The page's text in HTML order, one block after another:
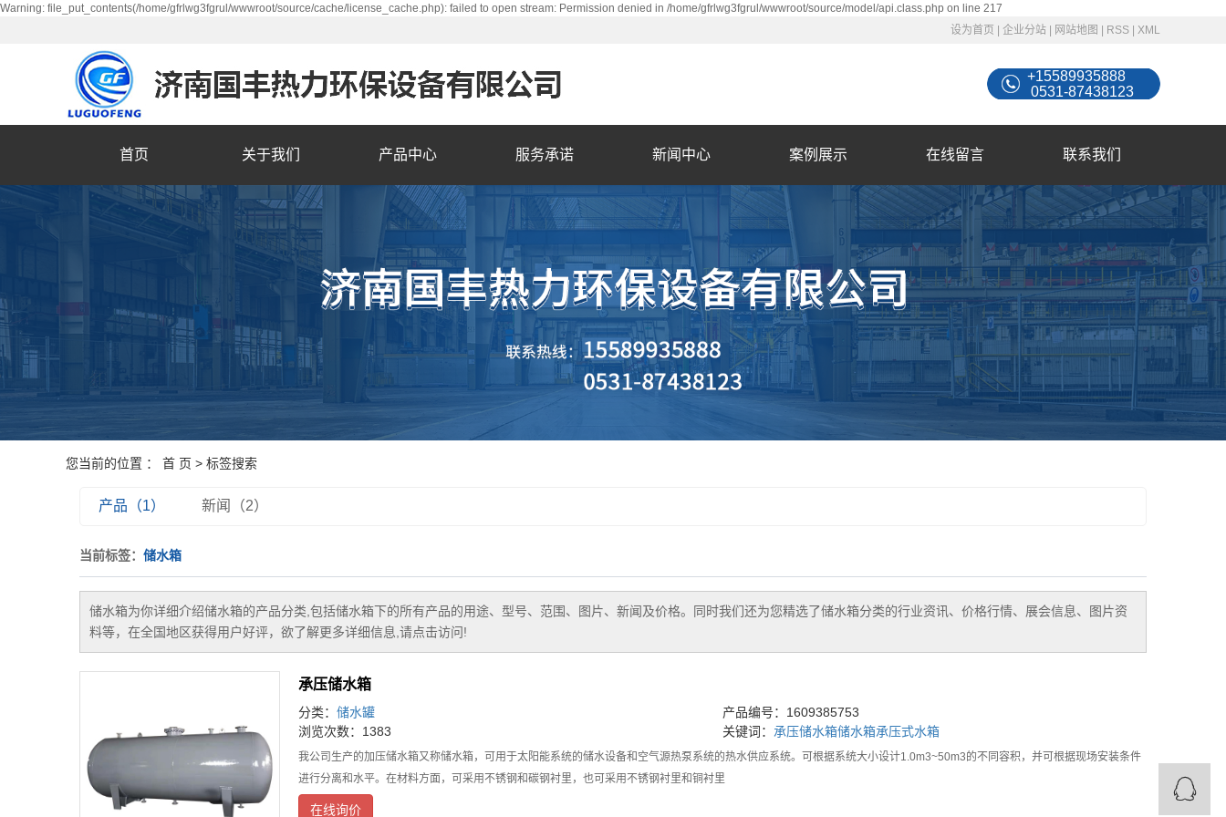
Warning: file_put_contents(/home/gfrlwg3fgrul/wwwroot/source/cache/license_cache.php): failed to open stream: Permission denied in /home/gfrlwg3fgrul/wwwroot/source/model/api.class.php on line 217
设为首页
企业分站 网站地图 RSS XML
+15589935888
0531-87438123
首页 关于我们 产品中心 服务承诺 新闻中心 案例展示 在线留言 联系我们
您当前的位置 ： 首 页 > 标签搜索
产品（1） 新闻（2）
当前标签： 储水箱
储水箱为你详细介绍储水箱的产品分类,包括储水箱下的所有产品的用途、型号、范围、图片、新闻及价格。同时我们还为您精选了储水箱分类的行业资讯、价格行情、展会信息、图片资
料等，在全国地区获得用户好评，欲了解更多详细信息,请点击访问!
承压储水箱
分类： 储水罐
产品编号：1609385753
浏览次数：1383
关键词： 承压储水箱储水箱承压式水箱
我公司生产的加压储水箱又称储水箱，可用于太阳能系统的储水设备和空气源热泵系统的热水供应系统。可根据系统大小设计1.0m3~50m3的不同容积，并可根据现场安装条件
进行分离和水平。在材料方面，可采用不锈钢和碳钢衬里，也可采用不锈钢衬里和铜衬里
在线询价